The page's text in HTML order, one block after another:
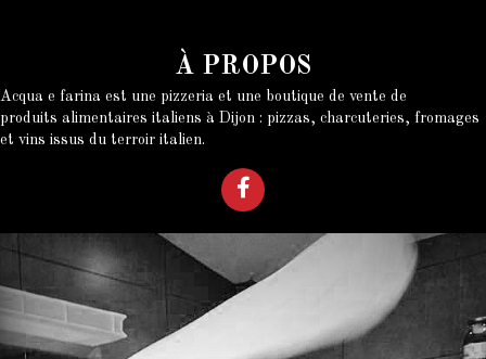
À PROPOS
Acqua e farina est une pizzeria et une boutique de vente de
produits alimentaires italiens à Dijon : pizzas, charcuteries, fromages
et vins issus du terroir italien.